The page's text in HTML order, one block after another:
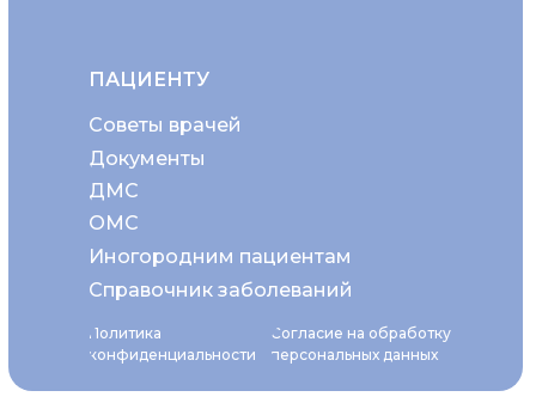
Политика
конфиденциальности
Согласие на обработку
персональных данных
ПАЦИЕНТУ
Советы врачей
ОМС
Документы
ДМС
Иногородним пациентам
Справочник заболеваний